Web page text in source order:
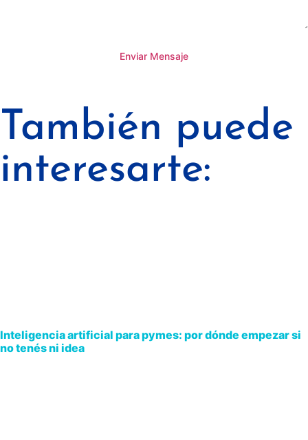
Enviar Mensaje
También puede
interesarte:
Inteligencia artificial para pymes: por dónde empezar si
no tenés ni idea